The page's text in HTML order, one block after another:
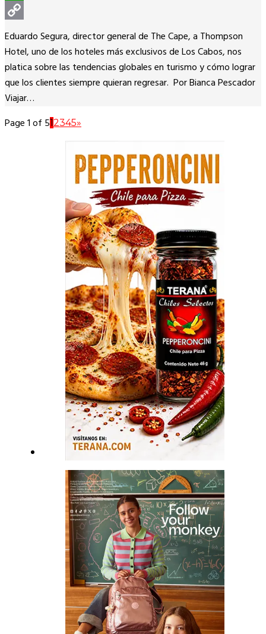
WhatsApp
Copy
Link
Eduardo Segura, director general de The Cape, a Thompson
Hotel, uno de los hoteles más exclusivos de Los Cabos, nos
platica sobre las tendencias globales en turismo y cómo lograr
que los clientes siempre quieran regresar. Por Bianca Pescador
Viajar…
Page 1 of 512345»